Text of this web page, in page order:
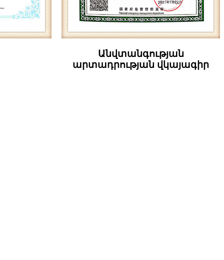
Անվտանգության
արտադրության վկայագիր